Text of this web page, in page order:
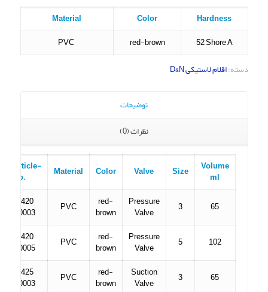
Material
Color
Hardness
PVC
red-brown
52 Shore A
دسته:اقلام لاستیکی D&N
توضیحات
نظرات (0)
Article-
No. Material Color Valve Size Volume
ml
420
0003 PVC red-
brown
Pressure
Valve 3
65
420
0005 PVC red-
brown
Pressure
Valve 5
102
425
0003 PVC red-
brown
Suction
Valve 3 65